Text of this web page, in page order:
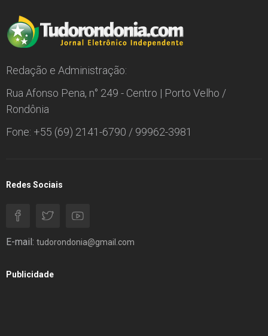
Redação e Administração:
Rua Afonso Pena, n° 249 - Centro | Porto Velho /
Rondônia
Fone: +55 (69) 2141-6790 / 99962-3981
Redes Sociais
E-mail: tudorondonia@gmail.com
Publicidade